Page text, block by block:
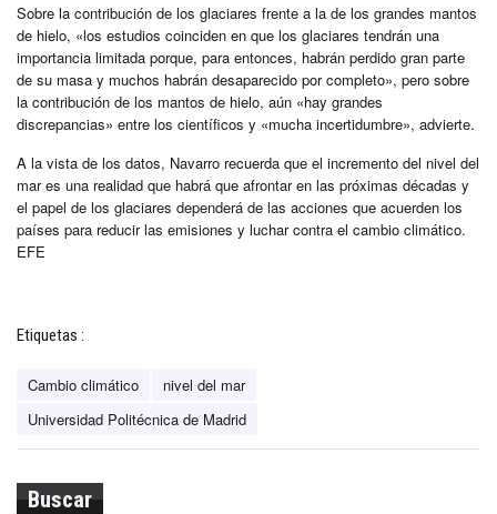
Sobre la contribución de los glaciares frente a la de los grandes mantos
de hielo, «los estudios coinciden en que los glaciares tendrán una
importancia limitada porque, para entonces, habrán perdido gran parte
de su masa y muchos habrán desaparecido por completo», pero sobre
la contribución de los mantos de hielo, aún «hay grandes
discrepancias» entre los científicos y «mucha incertidumbre», advierte.
A la vista de los datos, Navarro recuerda que el incremento del nivel del
mar es una realidad que habrá que afrontar en las próximas décadas y
el papel de los glaciares dependerá de las acciones que acuerden los
países para reducir las emisiones y luchar contra el cambio climático.
EFE
Etiquetas :
Cambio climático
nivel del mar
Universidad Politécnica de Madrid
Buscar